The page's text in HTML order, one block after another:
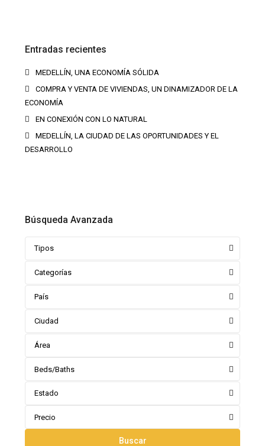
Entradas recientes
MEDELLÍN, UNA ECONOMÍA SÓLIDA
COMPRA Y VENTA DE VIVIENDAS, UN DINAMIZADOR DE LA
ECONOMÍA
EN CONEXIÓN CON LO NATURAL
MEDELLÍN, LA CIUDAD DE LAS OPORTUNIDADES Y EL
DESARROLLO
Búsqueda Avanzada
Tipos
Categorías
País
Ciudad
Área
Beds/Baths
Estado
Precio
Buscar